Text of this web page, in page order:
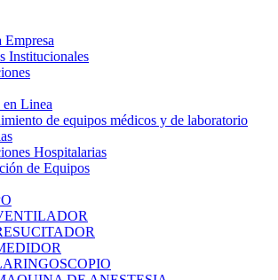
Empresa
Institucionales
en Linea
de equipos médicos y de laboratorio
Hospitalarias
de Equipos